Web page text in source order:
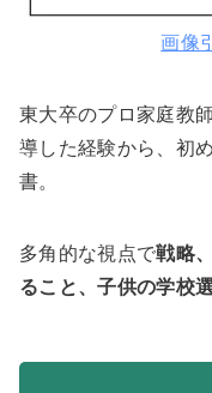
画像
東大卒のプロ家庭教
導した経験から、初
書。
多角的な視点で戦略
ること、子供の学校